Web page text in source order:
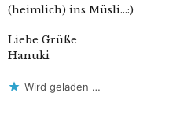
(heimlich) ins Müsli…:)
Liebe Grüße
Hanuki
Wird geladen …